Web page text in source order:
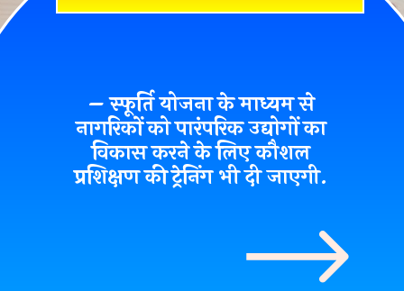
– स्फूर्ति योजना के माध्यम से
नागरिकों को पारंपरिक उद्योगों का
विकास करने के लिए कौशल
प्रशिक्षण की ट्रेनिंग भी दी जाएगी.